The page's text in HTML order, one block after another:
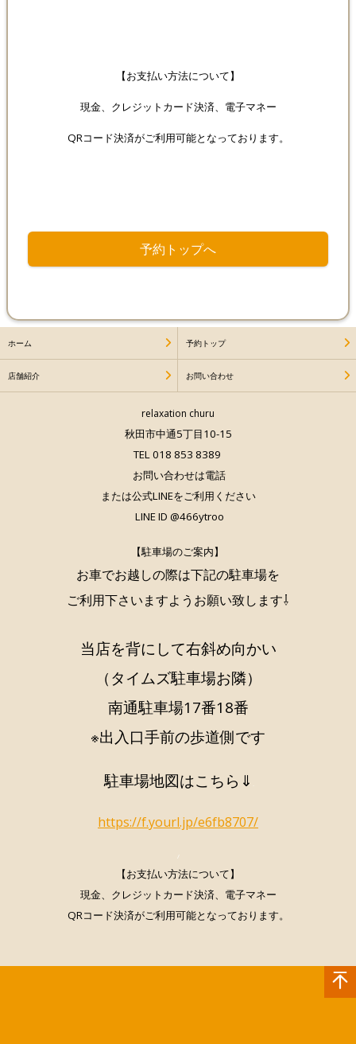
【お支払い方法について】
現金、クレジットカード決済、電子マネー
QRコード決済がご利用可能となっております。
予約トップへ
ホーム 予約トップ
店舗紹介 お問い合わせ
relaxation churu
秋田市中通5丁目10-15
TEL 018 853 8389
お問い合わせは電話
または公式LINEをご利用ください
LINE ID @466ytroo
【駐車場のご案内】
お車でお越しの際は下記の駐車場を
ご利用下さいますようお願い致します⇩
当店を背にして右斜め向かい
（タイムズ駐車場お隣）
南通駐車場17番18番
※出入口手前の歩道側です
駐車場地図はこちら⇓
https://f.yourl.jp/e6fb8707/
/
【お支払い方法について】
現金、クレジットカード決済、電子マネー
QRコード決済がご利用可能となっております。